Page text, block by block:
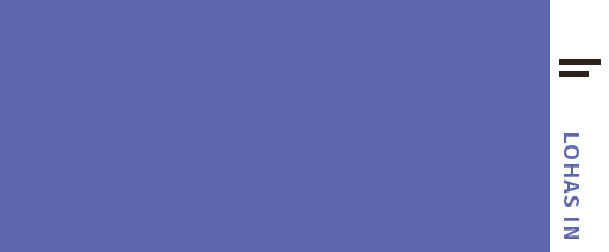
LOHAS IN